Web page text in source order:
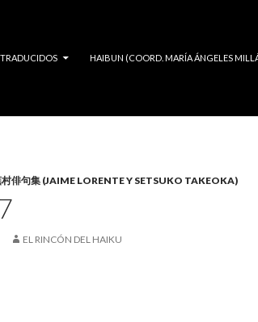
HAIBUN (COORD. MARÍA ÁNGELES
俳句集 (JAIME LORENTE Y SETSUKO TAKEOKA)
EL RINCÓN DEL HAIKU